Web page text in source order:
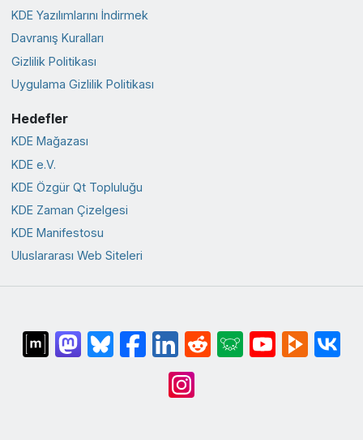
KDE Yazılımlarını İndirmek
Davranış Kuralları
Gizlilik Politikası
Uygulama Gizlilik Politikası
Hedefler
KDE Mağazası
KDE e.V.
KDE Özgür Qt Topluluğu
KDE Zaman Çizelgesi
KDE Manifestosu
Uluslararası Web Siteleri